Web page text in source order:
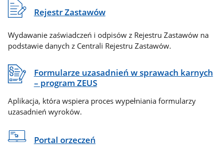
Rejestr Zastawów
Wydawanie zaświadczeń i odpisów z Rejestru Zastawów na
podstawie danych z Centrali Rejestru Zastawów.
Formularze uzasadnień w sprawach karnych
– program ZEUS
Aplikacja, która wspiera proces wypełniania formularzy
uzasadnień wyroków.
Portal orzeczeń